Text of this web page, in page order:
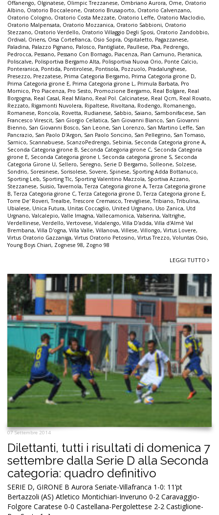
Offanengo, Olginatese, Olimpic Trezzanese, Ombriano Aurora, Ome, Oratorio
Albino, Oratorio Boccaleone, Oratorio Brusaporto, Oratorio Calvenzano,
Oratorio Cologno, Oratorio Costa Mezzate, Oratorio Leffe, Oratorio Maclodio,
Oratorio Malpensata, Oratorio Mozzanica, Oratorio Sabbioni, Oratorio
Stezzano, Oratorio Verdello, Oratorio Villaggio Degli Sposi, Oratorio Zandobbio,
Ordival, Oriens, Orsa Cortefranca, Osio Sopra, Ospitaletto, Pagazzanese,
Paladina, Palazzo Pignano, Palosco, Pantigliate, Paullese, Pba, Pedrengo,
Pedrocca, Pessano, Pessano Con Bornago, Piacenza, Pian Camuno, Pieranica,
Poliscalve, Polisportiva Bergamo Alta, Polisportiva Nuova Orio, Ponte Calcio,
Ponteranica, Pontida, Pontirolese, Pontisola, Pozzuolo, Pradalunghese,
Presezzo, Prezzatese, Prima Categoria Bergamo, Prima Categoria girone D,
Prima Categoria girone E, Prima Categoria girone L , Primula Barbata, Pro
Mornico, Pro Piacenza, Pro Sesto, Promozione Bergamo, Real Bolgare, Real
Borgogna, Real Casal, Real Milano, Real Pol. Calcinatese, Real Qcm, Real Rovato,
Rezzato, Rigamonti Nuvolera, Ripaltese, Rivoltana, Rodengo, Romanengo,
Romanese, Roncola, Rovetta, Rudianese, Sabbio, Saiano, Sambonifacese, San
Francesco Virescit, San Giorgio Cellatica, San Giovanni Bianco, San Giovanni
Bienno, San Giovanni Bosco, San Leone, San Lorenzo, San Martino Leffe, San
Pancrazio, San Paolo D'Argon, San Paolo Soncino, San Pellegrino, San Tomaso,
Sarnico, Scannabuese, ScanzoPedrengo, Sebinia, Seconda Categoria girone A,
Seconda Categoria girone B, Seconda Categoria girone C, Seconda Categoria
girone E, Seconda Categoria girone I, Seconda categoria girone S, Seconda
Categoria Girone U, Sellero, Seregno, Serie D Bergamo, Solleone, Solzese,
Sondrio, Soresinese, Sorisolese, Sovere, Spinese, Sporting Adda Bottanuco,
Sporting Leb, Sporting Tlc, Sporting Valentino Mazzola, Sportiva Azzano,
Stezzanese, Suisio,Tavernola,Terza Categoria girone A,Terza Categoria girone
B,Terza Categoria girone C,Terza Categoria girone D,Terza Categoria girone E,
Torre De' Roveri,Trealbe,Trescore Cremasco,Trevigliese,Tribiano,Tribulina,
Ubialese, Unica Futura, Unitas Coccaglio, United Urgnano, Uso Zanica, Utd
Urgnano, Valcalepio, Valle Imagna, Vallecamonica, Valserina, Valtrighe,
Verdellinese, Verdello, Vertovese, Vidalengo, Villa D'adda, Villa d'Almè Val
Brembana, Villa D'ogna, Villa Valle, Villanova, Villese, Villongo, Virtus Lovere,
Virtus Oratorio Gazzaniga, Virtus Oratorio Petosino, Virtus Trezzo, Voluntas Osio,
Young Boys Chiari, Zognese 98, Zogno 98
LEGGI TUTTO
07 Settembre 2014
Dilettanti, tutti i risultati di domenica 7
settembre dalla Serie D alla Seconda
categoria: quadro definitivo
SERIE D, GIRONE B Aurora Seriate-Villafranca 1-0: 11’pt
Bertazzoli (AS) Atletico Montichiari-Inveruno 0-2 Caravaggio-
Folgore Caratese 0-0 Castellana-Pergolettese 2-2 Castiglione-